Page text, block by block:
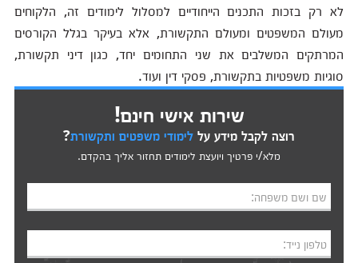
לא רק בזכות התכנים הייחודיים למסלול לימודים זה, הלקוחים
מעולם המשפטים ומעולם התקשורת, אלא בעיקר בגלל הקורסים
המרתקים המשלבים את שני התחומים יחד, כגון דיני תקשורת,
סוגיות משפטיות בתקשורת, פסקי דין ועוד.
שירות אישי חינם!
רוצה לקבל מידע על לימודי משפטים ותקשורת?
מלא/י פרטיך ויועצת לימודים תחזור אליך בהקדם.
שם ושם משפחה:
טלפון נייד: